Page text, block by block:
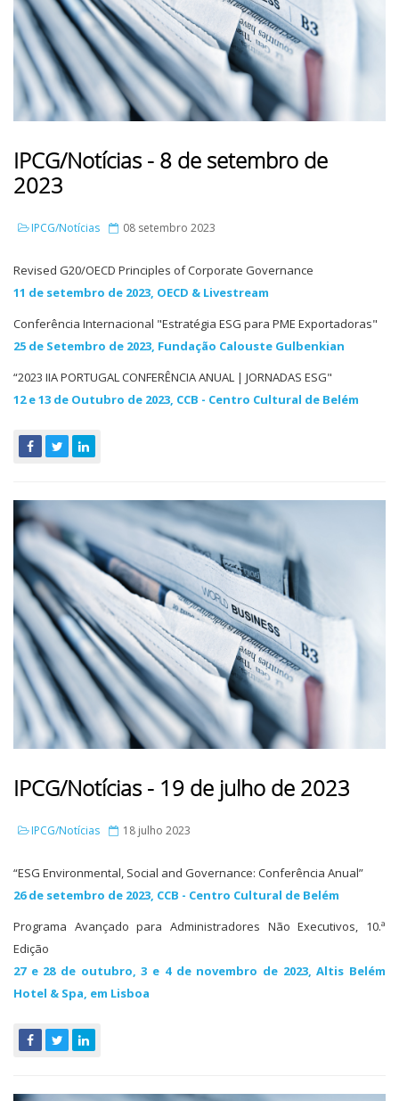
IPCG/Notícias - 8 de setembro de
2023
IPCG/Notícias 08 setembro 2023
Revised G20/OECD Principles of Corporate Governance
11 de setembro de 2023, OECD & Livestream
Conferência Internacional "Estratégia ESG para PME Exportadoras"
25 de Setembro de 2023, Fundação Calouste Gulbenkian
“2023 IIA PORTUGAL CONFERÊNCIA ANUAL | JORNADAS ESG"
12 e 13 de Outubro de 2023, CCB - Centro Cultural de Belém
IPCG/Notícias - 19 de julho de 2023
IPCG/Notícias 18 julho 2023
“ESG Environmental, Social and Governance: Conferência Anual”
26 de setembro de 2023, CCB - Centro Cultural de Belém
Programa Avançado para Administradores Não Executivos, 10.ª
Edição
27 e 28 de outubro, 3 e 4 de novembro de 2023, Altis Belém
Hotel & Spa, em Lisboa